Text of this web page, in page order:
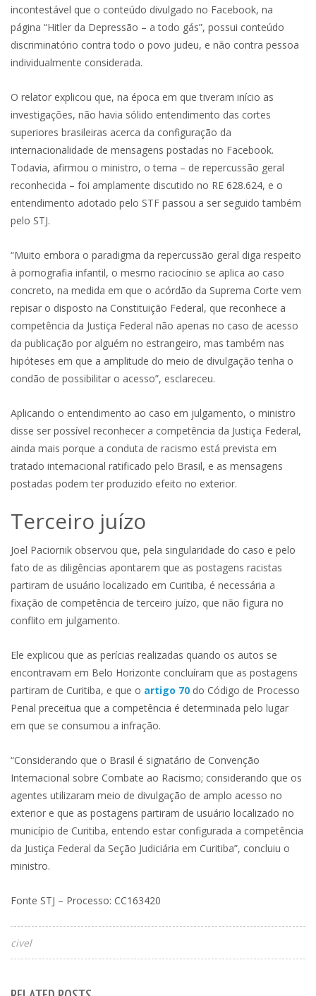
incontestável que o conteúdo divulgado no Facebook, na
página “Hitler da Depressão – a todo gás”, possui conteúdo
discriminatório contra todo o povo judeu, e não contra pessoa
individualmente considerada.
O relator explicou que, na época em que tiveram início as
investigações, não havia sólido entendimento das cortes
superiores brasileiras acerca da configuração da
internacionalidade de mensagens postadas no Facebook.
Todavia, afirmou o ministro, o tema – de repercussão geral
reconhecida – foi amplamente discutido no RE 628.624, e o
entendimento adotado pelo STF passou a ser seguido também
pelo STJ.
“Muito embora o paradigma da repercussão geral diga respeito
à pornografia infantil, o mesmo raciocínio se aplica ao caso
concreto, na medida em que o acórdão da Suprema Corte vem
repisar o disposto na Constituição Federal, que reconhece a
competência da Justiça Federal não apenas no caso de acesso
da publicação por alguém no estrangeiro, mas também nas
hipóteses em que a amplitude do meio de divulgação tenha o
condão de possibilitar o acesso”, esclareceu.
Aplicando o entendimento ao caso em julgamento, o ministro
disse ser possível reconhecer a competência da Justiça Federal,
ainda mais porque a conduta de racismo está prevista em
tratado internacional ratificado pelo Brasil, e as mensagens
postadas podem ter produzido efeito no exterior.
Terceiro ju​​ízo
Joel Paciornik observou que, pela singularidade do caso e pelo
fato de as diligências apontarem que as postagens racistas
partiram de usuário localizado em Curitiba, é necessária a
fixação de competência de terceiro juízo, que não figura no
conflito em julgamento.
Ele explicou que as perícias realizadas quando os autos se
encontravam em Belo Horizonte concluíram que as postagens
partiram de Curitiba, e que o artigo 70 do Código de Processo
Penal preceitua que a competência é determinada pelo lugar
em que se consumou a infração.
“Considerando que o Brasil é signatário de Convenção
Internacional sobre Combate ao Racismo; considerando que os
agentes utilizaram meio de divulgação de amplo acesso no
exterior e que as postagens partiram de usuário localizado no
município de Curitiba, entendo estar configurada a competência
da Justiça Federal da Seção Judiciária em Curitiba”, concluiu o
ministro.
Fonte STJ – Processo: CC163420
civel